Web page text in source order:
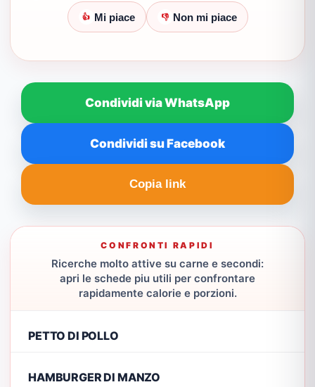
👍 Mi piace 👎 Non mi piace
Condividi via WhatsApp
Condividi su Facebook
Copia link
CONFRONTI RAPIDI
Ricerche molto attive su carne e secondi:
apri le schede piu utili per confrontare
rapidamente calorie e porzioni.
PETTO DI POLLO
HAMBURGER DI MANZO